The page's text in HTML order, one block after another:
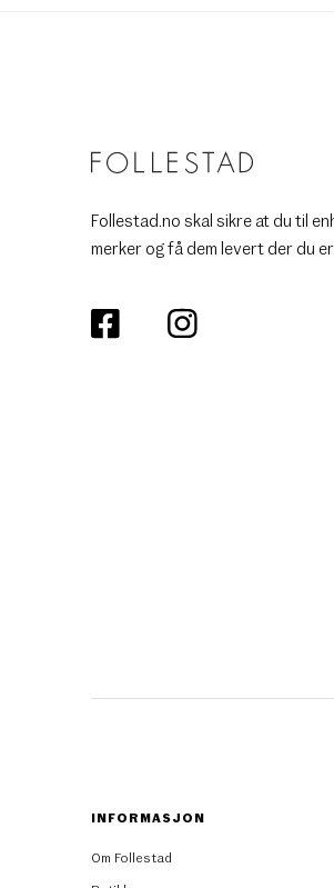
Follestad.no skal sikre at du til
merker og få dem levert der du er.
INFORMASJON
Om Follestad